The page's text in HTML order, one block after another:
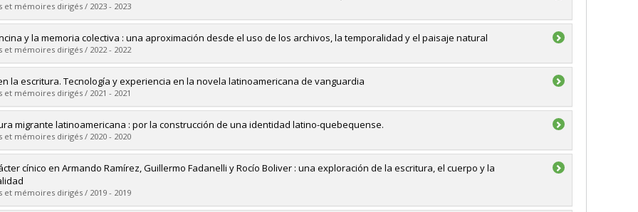
Doctorat
obtenu :Ph. D.
le document dans Papyrus
et mémoires dirigés / 2023 - 2023
:Loiselle, Michaël-Jean
Maîtrise
obtenu :M.A.
le document dans Papyrus
y la memoria colectiva : una aproximación desde el uso de los archivos, la temporalidad y el paisaje natural
et mémoires dirigés / 2022 - 2022
:Martínez Gamba, Anahí
Maîtrise
obtenu :M.A.
le document dans Papyrus
la escritura. Tecnología y experiencia en la novela latinoamericana de vanguardia
et mémoires dirigés / 2021 - 2021
:Medina, Humberto
Doctorat
obtenu :Ph. D.
le document dans Papyrus
migrante latinoamericana : por la construcción de una identidad latino-quebequense.
et mémoires dirigés / 2020 - 2020
:Gonzalez Barrera, Diego Melvin
Maîtrise
obtenu :M.A.
le document dans Papyrus
cínico en Armando Ramírez, Guillermo Fadanelli y Rocío Boliver : una exploración de la escritura, el cuerpo y la
et mémoires dirigés / 2019 - 2019